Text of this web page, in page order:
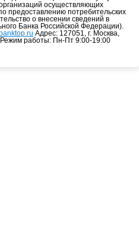
осуществляющих
предоставлению потребительских
о внесении сведений в
Банка Российской Федерации).
Адрес: 127051, г. Москва,
Режим работы: Пн-Пт 9:00-19:00